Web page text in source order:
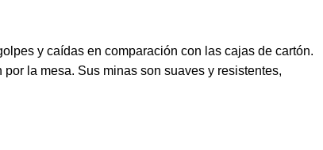
y caídas en comparación con las cajas de cartón.
la mesa. Sus minas son suaves y resistentes,